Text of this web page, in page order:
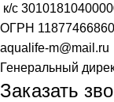
к/с
ОГРН
aqualife-m@mail.ru
Генеральный
Заказать